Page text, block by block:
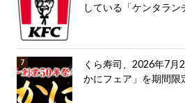
している「ケンタラン
くら寿司、2026年7月
かにフェア」を期間限